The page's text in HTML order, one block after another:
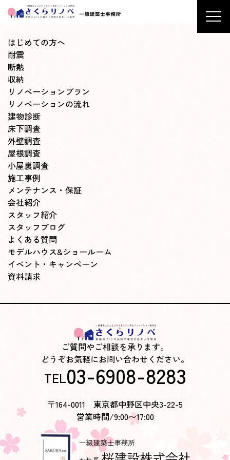
はじめての方へ
耐震
断熱
収納
リノベーションプラン
リノベーションの流れ
建物診断
床下調査
外壁調査
屋根調査
小屋裏調査
施工事例
メンテナンス・保証
会社紹介
スタッフ紹介
スタッフブログ
よくある質問
モデルハウス&ショールーム
イベント・キャンペーン
資料請求
ご質問やご相談を承ります。
どうぞお気軽にお問い合わせください。
TEL03-6908-8283
〒164-0011 東京都中野区中央3-22-5
営業時間/9:00〜17:00